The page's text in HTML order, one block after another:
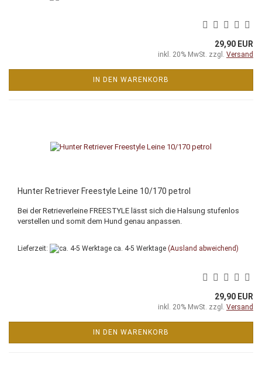
29,90 EUR
inkl. 20% MwSt. zzgl. Versand
IN DEN WARENKORB
Hunter Retriever Freestyle Leine 10/170 petrol
Bei der Retrieverleine FREESTYLE lässt sich die Halsung stufenlos
verstellen und somit dem Hund genau anpassen.
Lieferzeit: ca. 4-5 Werktage (Ausland abweichend)
29,90 EUR
inkl. 20% MwSt. zzgl. Versand
IN DEN WARENKORB